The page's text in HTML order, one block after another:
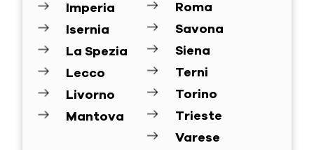
Imperia
Isernia
La Spezia
Lecco
Livorno
Mantova
Roma
Savona
Siena
Terni
Torino
Trieste
Varese